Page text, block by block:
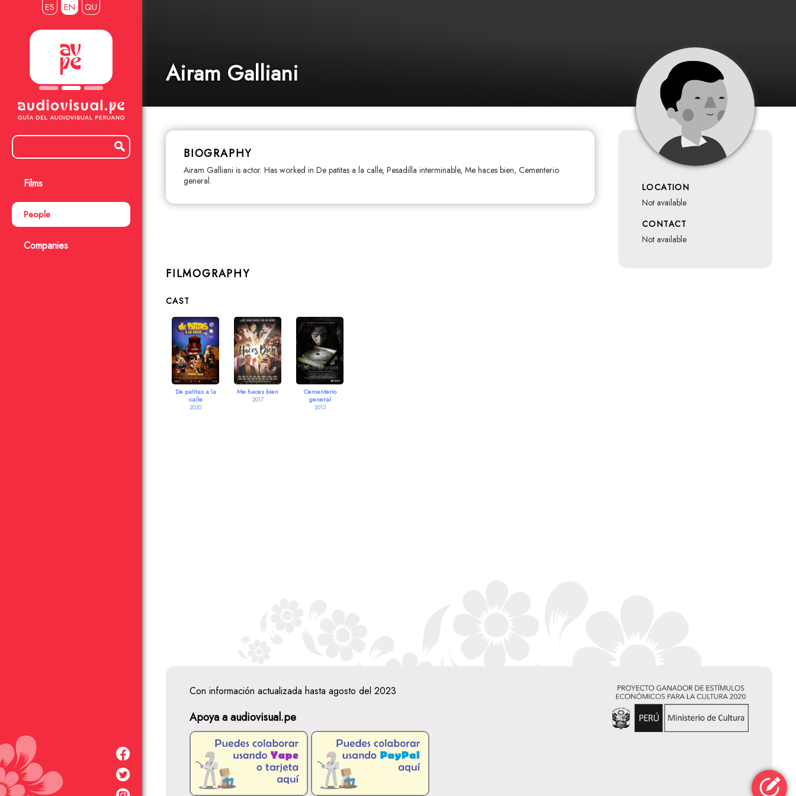
ES EN QU
Films
People
Companies
Airam Galliani
BIOGRAPHY
Airam Galliani is actor. Has worked in De patitas a la calle, Pesadilla interminable, Me haces bien, Cementerio
general.
LOCATION
not available
CONTACT
not available
FILMOGRAPHY
CAST
De patitas a la
calle
2020
Me haces bien
2017
Cementerio
general
2013
Con información actualizada hasta agosto del 2023
Apoya a audiovisual.pe
Airam